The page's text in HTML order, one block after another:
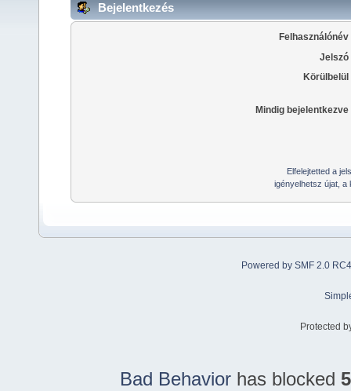
Bejelentkezés
Felhasználónév
Jelszó
Körülbelül
Mindig bejelentkezve
Elfelejtetted a
igényelhetsz újat, a
Powered by SMF 2.0 RC4
Protected
Bad Behavior has blocked